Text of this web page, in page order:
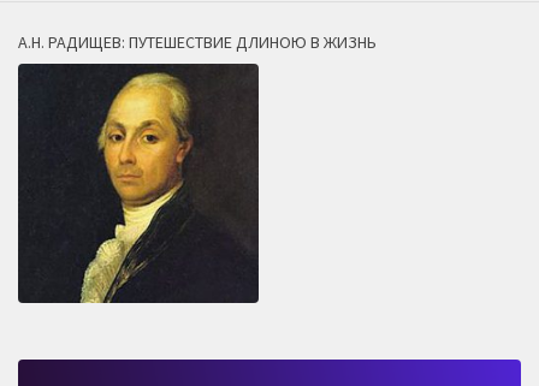
А.Н. РАДИЩЕВ: ПУТЕШЕСТВИЕ ДЛИНОЮ В ЖИЗНЬ